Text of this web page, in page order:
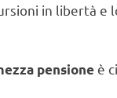
in libertà
pensione è